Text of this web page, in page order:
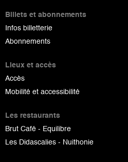
Billets et abonnements
Infos billetterie
Abonnements
Lieux et accès
Accès
Mobilité et accessibilité
Les restaurants
Brut Café - Equilibre
Les Didascalies - Nuithonie